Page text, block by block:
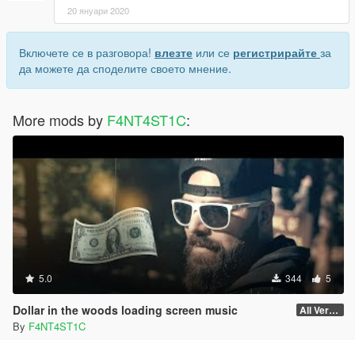
20 януари 2020
Включете се в разговора! влезте или се регистрирайте за
да можете да споделите своето мнение.
More mods by F4NT4ST1C:
5.0 344 5
Dollar in the woods loading screen music All Versions
By F4NT4ST1C